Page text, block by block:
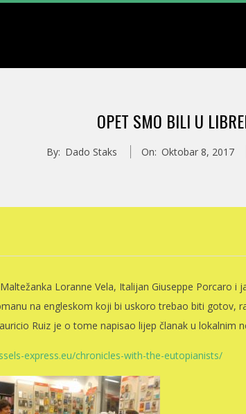
OPET SMO BILI U
By: Dado Staks On: Oktobar 8, 2017
Loranne Vela, Italijan Giuseppe Porcaro i
na engleskom koji bi uskoro trebao biti gotov,
Ruiz je o tome napisao lijep članak u lokalnim
express.eu/chronicles-with-the-eutopianists/